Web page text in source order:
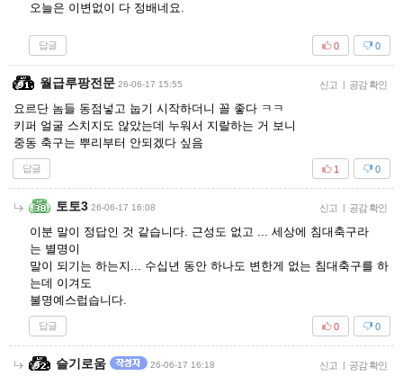
오늘은 이변없이 다 정배네요.
답글 0
0
월급루팡전문 26-06-17 15:55 신고 | 공감 확인
요르단 놈들 동점넣고 눕기 시작하더니 꼴 좋다 ㅋㅋ
키퍼 얼굴 스치지도 않았는데 누워서 지랄하는 거 보니
중동 축구는 뿌리부터 안되겠다 싶음
답글 0
1
토토3 26-06-17 16:08 신고 | 공감 확인
이분 말이 정답인 것 같습니다. 근성도 없고 ... 세상에 침대축구라
는 별명이
말이 되기는 하는지... 수십년 동안 하나도 변한게 없는 침대축구를 하
는데 이겨도
불명예스럽습니다.
답글 0
0
슬기로움 26-06-17 16:18 신고 | 공감 확인